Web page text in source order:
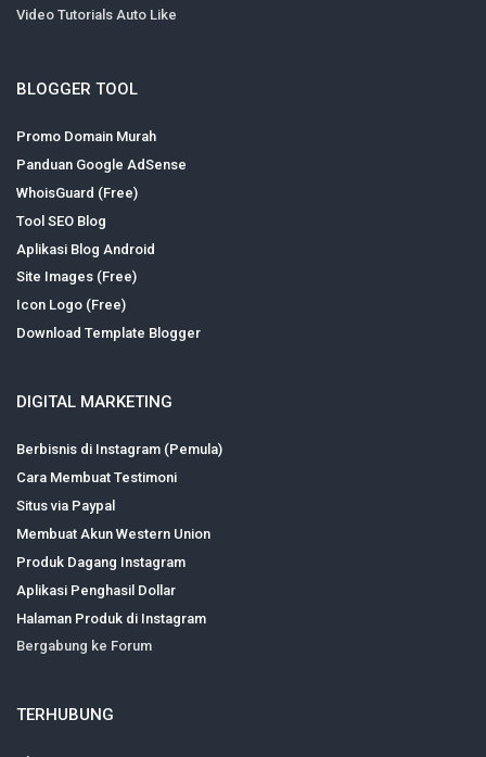
Video Tutorials Auto Like
BLOGGER TOOL
Promo Domain Murah
Panduan Google AdSense
WhoisGuard (Free)
Tool SEO Blog
Aplikasi Blog Android
Site Images (Free)
Icon Logo (Free)
Download Template Blogger
DIGITAL MARKETING
Berbisnis di Instagram (Pemula)
Cara Membuat Testimoni
Situs via Paypal
Membuat Akun Western Union
Produk Dagang Instagram
Aplikasi Penghasil Dollar
Halaman Produk di Instagram
Bergabung ke Forum
TERHUBUNG